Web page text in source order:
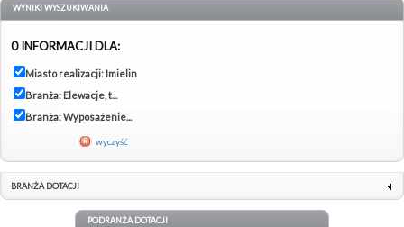
WYNIKI WYSZUKIWANIA
0 INFORMACJI DLA:
Miasto realizacji: Imielin
Branża: Elewacje, t...
Branża: Wyposażenie...
wyczyść
BRANŻA DOTACJI
PODRANŻA DOTACJI